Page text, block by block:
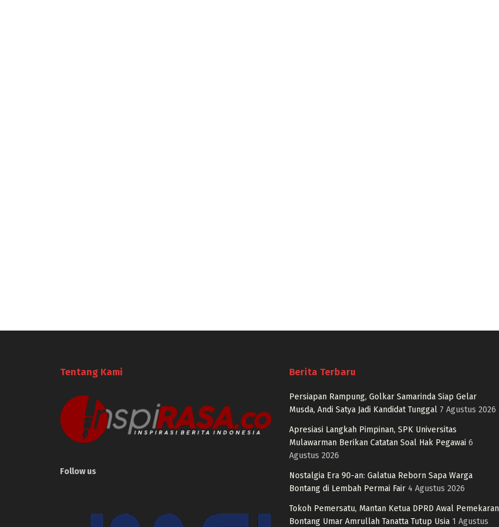
Tentang Kami
Follow us
Berita Terbaru
Persiapan Rampung, Golkar Samarinda Siap Gelar
Musda, Andi Satya Jadi Kandidat Tunggal 7 Agustus 2026
Apresiasi Langkah Pimpinan, SPK Universitas
Mulawarman Berikan Catatan Soal Hak Pegawai 6
Agustus 2026
Nostalgia Era 90-an: Galatua Reborn Sapa Warga
Bontang di Lembah Permai Fair 4 Agustus 2026
Tokoh Pemersatu, Mantan Ketua DPRD Awal Pemekaran
Bontang Umar Amrullah Tanatta Tutup Usia 1 Agustus